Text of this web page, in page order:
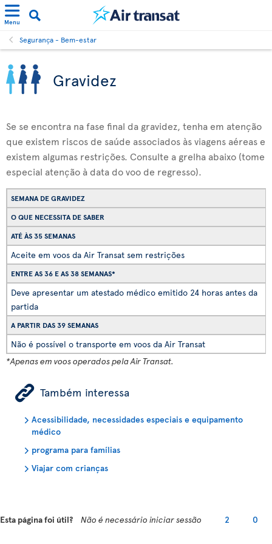
Menu
Segurança - Bem-estar
Gravidez
Se se encontra na fase final da gravidez, tenha em atenção
que existem riscos de saúde associados às viagens aéreas e
existem algumas restrições. Consulte a grelha abaixo (tome
especial atenção à data do voo de regresso).
SEMANA DE GRAVIDEZ
O QUE NECESSITA DE SABER
ATÉ ÀS 35 SEMANAS
Aceite em voos da Air Transat sem restrições
ENTRE AS 36 E AS 38 SEMANAS*
Deve apresentar um atestado médico emitido 24 horas antes da
partida
A PARTIR DAS 39 SEMANAS
Não é possível o transporte em voos da Air Transat
*Apenas em voos operados pela Air Transat.
ÿ Também interessa
Acessibilidade, necessidades especiais e equipamento
médico
programa para famílias
Viajar com crianças
Esta página foi útil? Não é necessário iniciar sessão 2 0